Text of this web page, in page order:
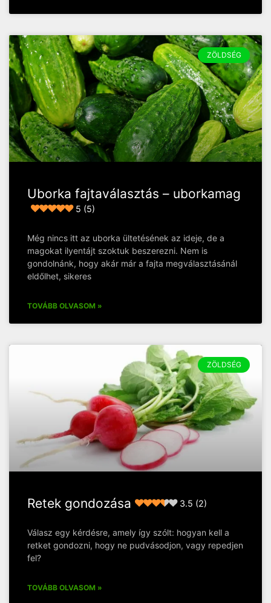
ZÖLDSÉG
Uborka fajtaválasztás – uborkamag
5 (5)
Még nincs itt az uborka ültetésének az ideje, de a
magokat ilyentájt szoktuk beszerezni. Nem is
gondolnánk, hogy akár már a fajta megválasztásánál
eldőlhet, sikeres
TOVÁBB OLVASOM »
ZÖLDSÉG
Retek gondozása 3.5 (2)
Válasz egy kérdésre, amely így szólt: hogyan kell a
retket gondozni, hogy ne pudvásodjon, vagy repedjen
fel?
TOVÁBB OLVASOM »